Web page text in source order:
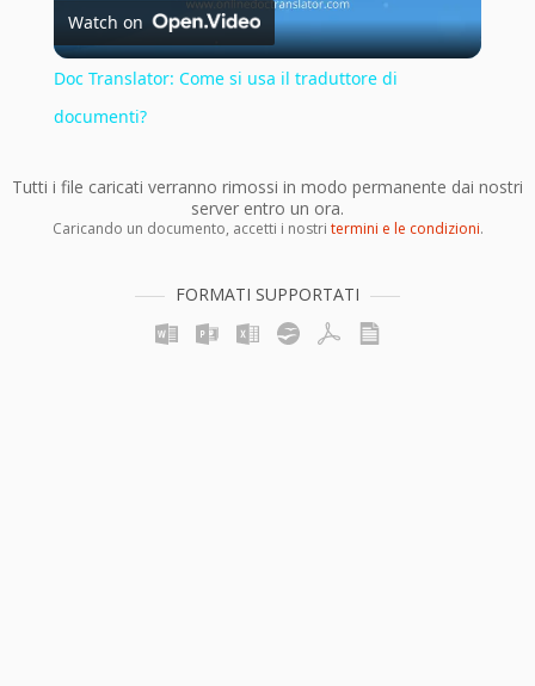
Video
Watch on
Doc Translator: Come si usa il traduttore di
documenti?
Tutti i file caricati verranno rimossi in modo permanente dai nostri
server entro un ora.
Caricando un documento, accetti i nostri termini e le condizioni.
FORMATI SUPPORTATI